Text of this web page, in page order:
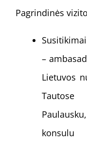
Pagrindinės
–
Lietuvos
konsulu